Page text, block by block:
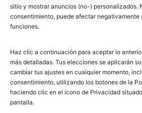
sitio y mostrar anuncios (no-) personalizados.
consentimiento, puede afectar
funciones.
Haz clic a continuación para aceptar lo
más detalladas. Tus elecciones se aplicarán
cambiar tus ajustes en cualquier momento,
consentimiento, utilizando los botones de la
haciendo clic en el icono de Privacidad
pantalla.
recuperación.